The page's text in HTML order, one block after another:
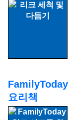
FamilyToday
요리책